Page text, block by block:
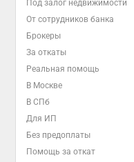
Под залог недвижимости
От сотрудников банка
Брокеры
За откаты
Реальная помощь
В Москве
В СПб
Для ИП
Без предоплаты
Помощь за откат